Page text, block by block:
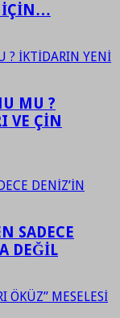
İÇİN…
MU ?
VE ÇİN
SADECE
DEĞİL